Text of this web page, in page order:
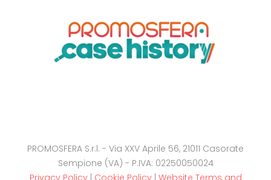
PROMOSFERA S.r.l. - Via XXV Aprile 56, 21011 Casorate
Sempione (VA) - P.IVA: 02250050024